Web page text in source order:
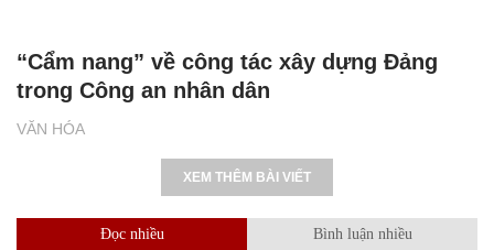
VĂN HÓA
“Cẩm nang” về công tác xây dựng Đảng
trong Công an nhân dân
XEM THÊM BÀI VIẾT
Đọc nhiều Bình luận nhiều